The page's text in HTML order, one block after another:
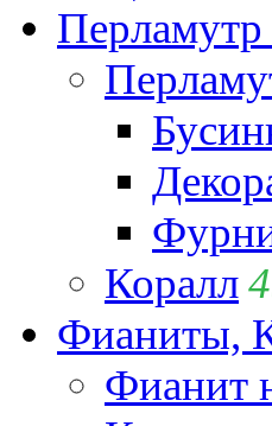
Коралл
Фианиты,
Фианит